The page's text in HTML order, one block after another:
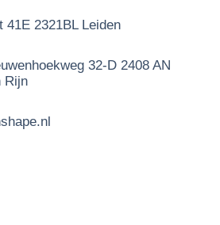
41E 2321BL Leiden
32-D 2408 AN
Rijn